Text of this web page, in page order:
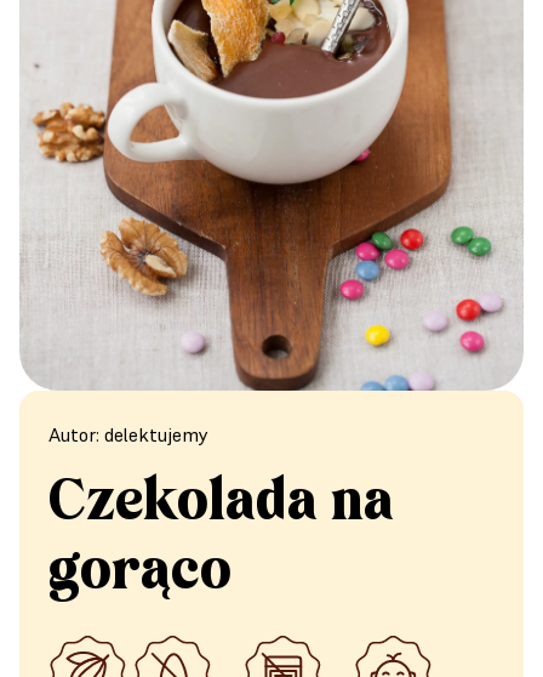
Autor: delektujemy
Czekolada na
gorąco